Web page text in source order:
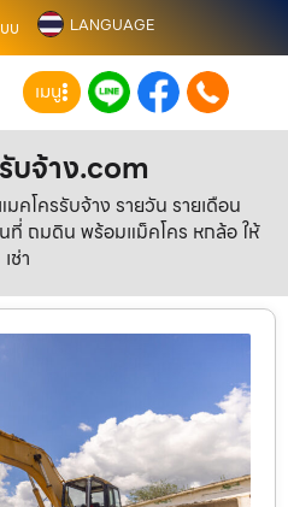
บ LANGUAGE
เมนู
บจ้าง.com
คโครรับจ้าง รายวัน รายเดือน
ถมดิน พร้อมแม็คโคร หกล้อ ให้
เช่า